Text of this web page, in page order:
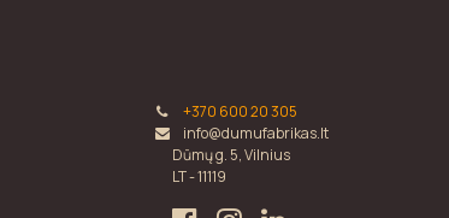
+370 600 20 305
info@dumufabrikas.lt
Dūmų g. 5, Vilnius
LT - 11119